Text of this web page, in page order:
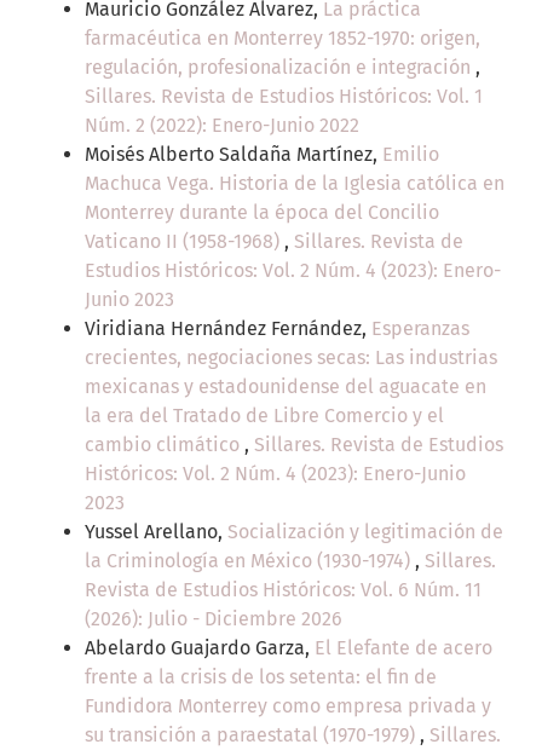
Mauricio González Alvarez, La práctica
farmacéutica en Monterrey 1852-1970: origen,
regulación, profesionalización e integración ,
Sillares. Revista de Estudios Históricos: Vol. 1
Núm. 2 (2022): Enero-Junio 2022
Moisés Alberto Saldaña Martínez, Emilio
Machuca Vega. Historia de la Iglesia católica en
Monterrey durante la época del Concilio
Vaticano II (1958-1968) , Sillares. Revista de
Estudios Históricos: Vol. 2 Núm. 4 (2023): Enero-
Junio 2023
Viridiana Hernández Fernández, Esperanzas
crecientes, negociaciones secas: Las industrias
mexicanas y estadounidense del aguacate en
la era del Tratado de Libre Comercio y el
cambio climático , Sillares. Revista de Estudios
Históricos: Vol. 2 Núm. 4 (2023): Enero-Junio
2023
Yussel Arellano, Socialización y legitimación de
la Criminología en México (1930-1974) , Sillares.
Revista de Estudios Históricos: Vol. 6 Núm. 11
(2026): Julio - Diciembre 2026
Abelardo Guajardo Garza, El Elefante de acero
frente a la crisis de los setenta: el fin de
Fundidora Monterrey como empresa privada y
su transición a paraestatal (1970-1979) , Sillares.